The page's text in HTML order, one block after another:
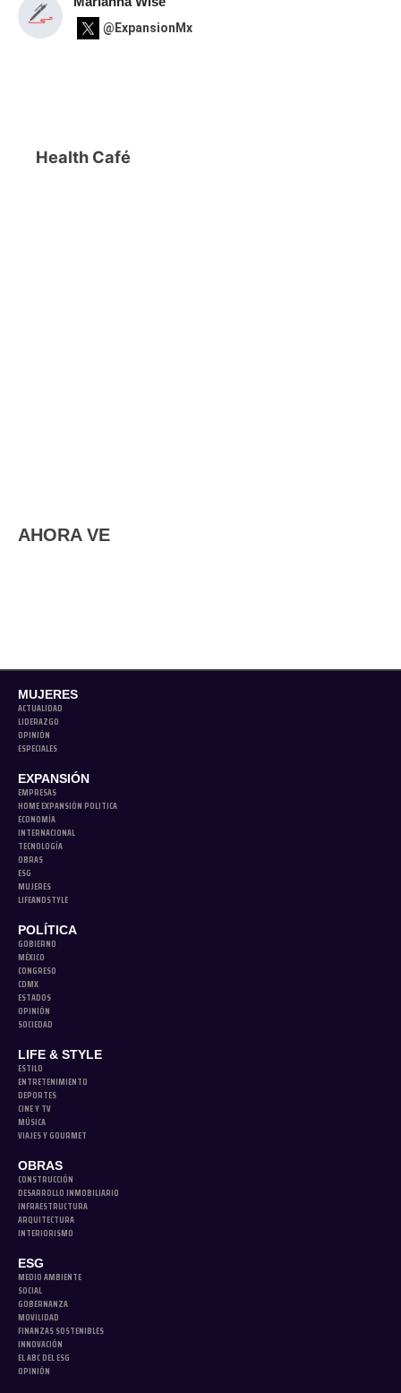
@ExpansionMx
Health Café
AHORA VE
MUJERES
ACTUALIDAD
LIDERAZGO
OPINIÓN
ESPECIALES
EXPANSIÓN
EMPRESAS
HOME EXPANSIÓN POLITICA
ECONOMÍA
INTERNACIONAL
TECNOLOGÍA
OBRAS
ESG
MUJERES
LIFEANDSTYLE
POLÍTICA
GOBIERNO
MÉXICO
CONGRESO
CDMX
ESTADOS
OPINIÓN
SOCIEDAD
LIFE & STYLE
ESTILO
ENTRETENIMIENTO
DEPORTES
CINE Y TV
MÚSICA
VIAJES Y GOURMET
OBRAS
CONSTRUCCIÓN
DESARROLLO INMOBILIARIO
INFRAESTRUCTURA
ARQUITECTURA
INTERIORISMO
ESG
MEDIO AMBIENTE
SOCIAL
GOBERNANZA
MOVILIDAD
FINANZAS SOSTENIBLES
INNOVACIÓN
EL ABC DEL ESG
OPINIÓN